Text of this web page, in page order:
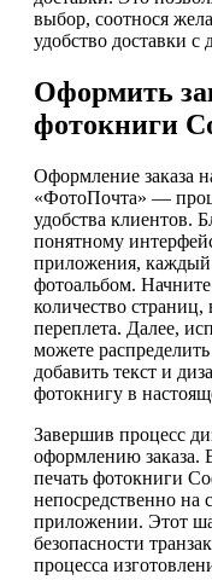
выбор, соотнося
удобство доставки
Оформить
фотокниги
Оформление заказа
«ФотоПочта» —
удобства клиентов.
понятному
приложения, каждый
фотоальбом.
количество страниц,
переплета. Далее,
можете
добавить текст и
фотокнигу в
Завершив процесс
оформлению заказа.
печать фотокниги
непосредственно на
приложении. Этот
безопасности
процесса